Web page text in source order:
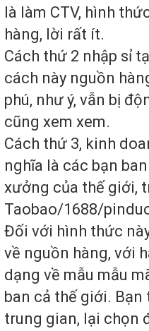
là làm CTV, hình
hàng, lời rất ít.
Cách thứ 2 nhập sỉ
cách này nguồn
phú, như ý, vẫn bị
cũng xem xem.
Cách thứ 3, kinh
nghĩa là các bạn
xưởng của thế giới,
Taobao/1688/
Đối với hình thức
về nguồn hàng, với
dạng về mẫu mẫu
ban cả thế giới.
trung gian, lại chọn